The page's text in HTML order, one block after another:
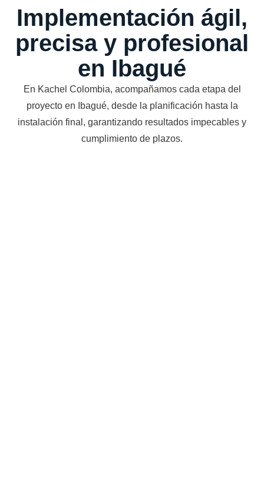
Implementación ágil,
precisa y profesional
en Ibagué
En Kachel Colombia, acompañamos cada etapa del
proyecto en Ibagué, desde la planificación hasta la
instalación final, garantizando resultados impecables y
cumplimiento de plazos.